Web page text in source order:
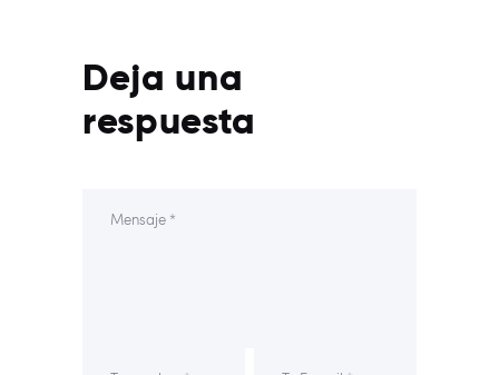
Deja una
respuesta